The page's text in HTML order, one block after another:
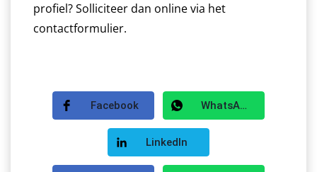
profiel? Solliciteer dan online via het
contactformulier.
Facebook WhatsApp
LinkedIn